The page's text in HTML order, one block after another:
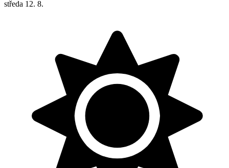
středa 12. 8.